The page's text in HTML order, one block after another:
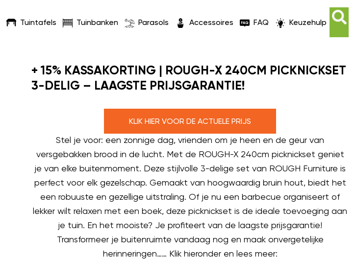
Tuintafels Tuinbanken Parasols Accessoires FAQ Keuzehulp
+ 15% KASSAKORTING | ROUGH-X 240CM PICKNICKSET
3-DELIG – LAAGSTE PRIJSGARANTIE!
KLIK HIER VOOR DE ACTUELE PRIJS
Stel je voor: een zonnige dag, vrienden om je heen en de geur van
versgebakken brood in de lucht. Met de ROUGH-X 240cm picknickset geniet
je van elke buitenmoment. Deze stijlvolle 3-delige set van ROUGH Furniture is
perfect voor elk gezelschap. Gemaakt van hoogwaardig bruin hout, biedt het
een robuuste en gezellige uitstraling. Of je nu een barbecue organiseert of
lekker wilt relaxen met een boek, deze picknickset is de ideale toevoeging aan
je tuin. En het mooiste? Je profiteert van de laagste prijsgarantie!
Transformeer je buitenruimte vandaag nog en maak onvergetelijke
herinneringen…… Klik hieronder en lees meer: